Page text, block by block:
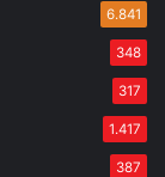
6.841
348
317
1.417
387